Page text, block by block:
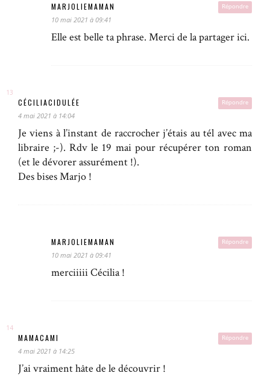
Répondre
MARJOLIEMAMAN
10 mai 2021 à 09:41
Elle est belle ta phrase. Merci de la partager ici.
Répondre
CÉCILIACIDULÉE
4 mai 2021 à 14:04
Je viens à l’instant de raccrocher j’étais au tél avec ma
libraire ;-). Rdv le 19 mai pour récupérer ton roman
(et le dévorer assurément !).
Des bises Marjo !
Répondre
MARJOLIEMAMAN
10 mai 2021 à 09:41
merciiiii Cécilia !
Répondre
MAMACAMI
4 mai 2021 à 14:25
J’ai vraiment hâte de le découvrir !